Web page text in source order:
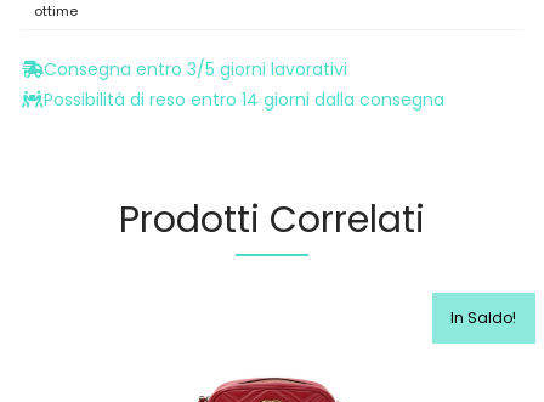
ottime
Consegna entro 3/5 giorni lavorativi
Possibilità di reso entro 14 giorni dalla consegna
Prodotti Correlati
In Saldo!